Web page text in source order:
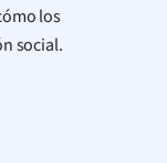
los
social.